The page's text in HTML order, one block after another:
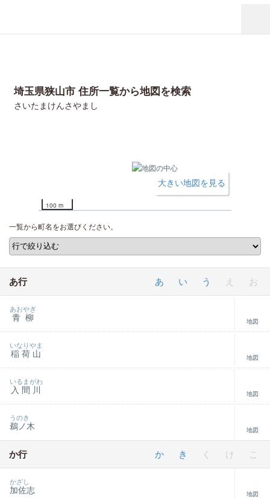
埼玉県狭山市 住所一覧から地図を検索
さいたまけんさやまし
100 m
大きい地図を見る
一覧から町名をお選びください。
あ行 あ い う え お
青柳
あおやぎ
地図
稲荷山
いなりやま
地図
入間川
いるまがわ
地図
鵜ノ木
うのき
地図
か行 か き く け こ
加佐志
かざし
地図